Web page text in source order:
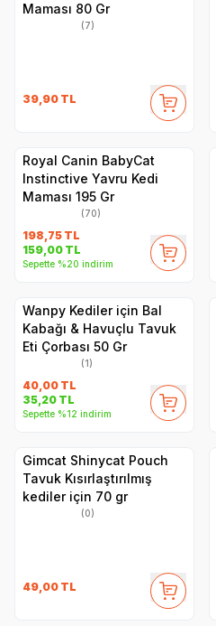
Maması 80 Gr
(7)
39,90 TL
Royal Canin BabyCat
Instinctive Yavru Kedi
Maması 195 Gr
(70)
198,75 TL
159,00 TL
Sepette %20 indirim
Wanpy Kediler için Bal
Kabağı & Havuçlu Tavuk
Eti Çorbası 50 Gr
(1)
40,00 TL
35,20 TL
Sepette %12 indirim
Gimcat Shinycat Pouch
Tavuk Kısırlaştırılmış
kediler için 70 gr
(0)
49,00 TL